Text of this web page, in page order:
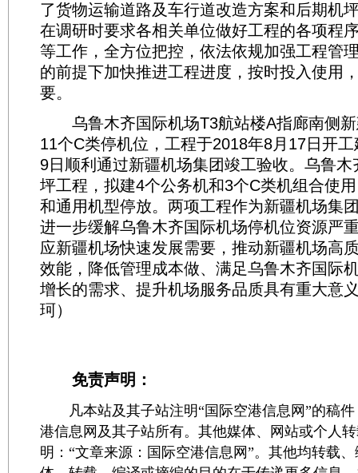
了货物运输道路及车行道改造方案和后期机
在调研时要求各相关单位做好工程的各项程
等工作，全方位把控，依法依规加强工程管
的前提下加快推进工程进度，按时投入使用
要。
乌鲁木齐国际机场T3航站楼A指廊南侧新
11个C类停机位，工程于2018年8月17日开
9日顺利通过新疆机场集团竣工验收。乌鲁
坪工程，拟建4个公务机和3个C类机组合使
和通用机型停放。两项工程作为新疆机场集
进一步缓解乌鲁木齐国际机场停机位资源严
应新疆机场快速发展需要，推动新疆机场高
效能，降低管理成本做、满足乌鲁木齐国际
增长的需求、提升机场服务品质具有重大意
珂）
免责声明：
凡本站及其子站注明“国际空港信息网”的稿件
港信息网及其子站所有。其他媒体、网站或个人
明：“文章来源：国际空港信息网”。其他均转载